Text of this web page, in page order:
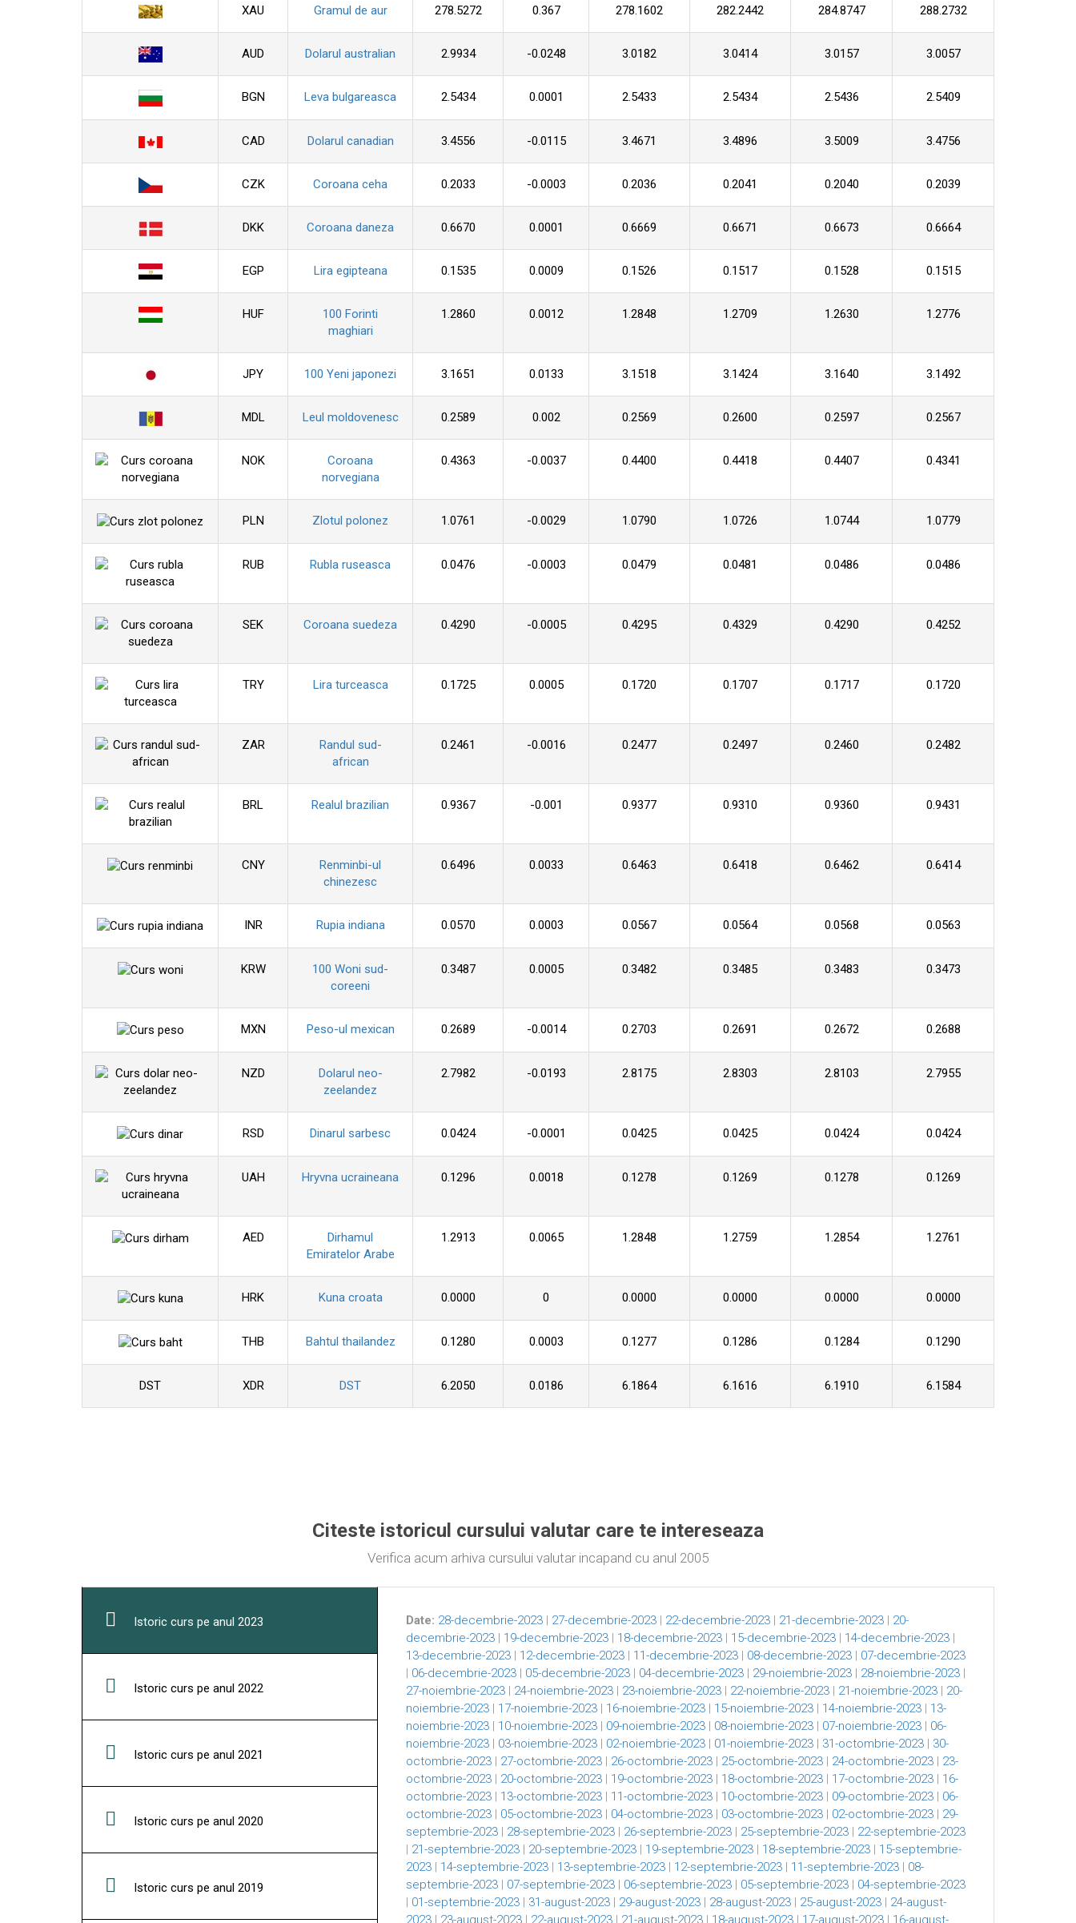
XAU Gramul de aur 278.5272 0.367 278.1602 282.2442 284.8747 288.2732
AUD Dolarul australian 2.9934 -0.0248 3.0182 3.0414 3.0157 3.0057
BGN Leva bulgareasca 2.5434 0.0001 2.5433 2.5434 2.5436 2.5409
CAD Dolarul canadian 3.4556 -0.0115 3.4671 3.4896 3.5009 3.4756
CZK Coroana ceha 0.2033 -0.0003 0.2036 0.2041 0.2040 0.2039
DKK Coroana daneza 0.6670 0.0001 0.6669 0.6671 0.6673 0.6664
EGP Lira egipteana 0.1535 0.0009 0.1526 0.1517 0.1528 0.1515
HUF
100 Forinti
maghiari
1.2860 0.0012 1.2848 1.2709 1.2630 1.2776
JPY 100 Yeni japonezi 3.1651 0.0133 3.1518 3.1424 3.1640 3.1492
MDL Leul moldovenesc 0.2589 0.002 0.2569 0.2600 0.2597 0.2567
NOK
Coroana
norvegiana
0.4363 -0.0037 0.4400 0.4418 0.4407 0.4341
PLN Zlotul polonez 1.0761 -0.0029 1.0790 1.0726 1.0744 1.0779
RUB Rubla ruseasca 0.0476 -0.0003 0.0479 0.0481 0.0486 0.0486
SEK Coroana suedeza 0.4290 -0.0005 0.4295 0.4329 0.4290 0.4252
TRY Lira turceasca 0.1725 0.0005 0.1720 0.1707 0.1717 0.1720
ZAR
Randul sud-
african
0.2461 -0.0016 0.2477 0.2497 0.2460 0.2482
BRL Realul brazilian 0.9367 -0.001 0.9377 0.9310 0.9360 0.9431
CNY
Renminbi-ul
chinezesc
0.6496 0.0033 0.6463 0.6418 0.6462 0.6414
INR Rupia indiana 0.0570 0.0003 0.0567 0.0564 0.0568 0.0563
KRW
100 Woni sud-
coreeni
0.3487 0.0005 0.3482 0.3485 0.3483 0.3473
MXN Peso-ul mexican 0.2689 -0.0014 0.2703 0.2691 0.2672 0.2688
NZD
Dolarul neo-
zeelandez
2.7982 -0.0193 2.8175 2.8303 2.8103 2.7955
RSD Dinarul sarbesc 0.0424 -0.0001 0.0425 0.0425 0.0424 0.0424
UAH Hryvna ucraineana 0.1296 0.0018 0.1278 0.1269 0.1278 0.1269
AED
Dirhamul
Emiratelor Arabe
1.2913 0.0065 1.2848 1.2759 1.2854 1.2761
HRK Kuna croata 0.0000 0 0.0000 0.0000 0.0000 0.0000
THB Bahtul thailandez 0.1280 0.0003 0.1277 0.1286 0.1284 0.1290
DST XDR DST 6.2050 0.0186 6.1864 6.1616 6.1910 6.1584
Citeste istoricul cursului valutar care te intereseaza
Verifica acum arhiva cursului valutar incapand cu anul 2005
Istoric curs pe anul 2023
Istoric curs pe anul 2022
Istoric curs pe anul 2021
Istoric curs pe anul 2020
Istoric curs pe anul 2019
Date: 28-decembrie-2023 | 27-decembrie-2023 | 22-decembrie-2023 | 21-decembrie-2023 | 20-
decembrie-2023 | 19-decembrie-2023 | 18-decembrie-2023 | 15-decembrie-2023 | 14-decembrie-2023 |
13-decembrie-2023 | 12-decembrie-2023 | 11-decembrie-2023 | 08-decembrie-2023 | 07-decembrie-2023
| 06-decembrie-2023 | 05-decembrie-2023 | 04-decembrie-2023 | 29-noiembrie-2023 | 28-noiembrie-2023 |
27-noiembrie-2023 | 24-noiembrie-2023 | 23-noiembrie-2023 | 22-noiembrie-2023 | 21-noiembrie-2023 | 20-
noiembrie-2023 | 17-noiembrie-2023 | 16-noiembrie-2023 | 15-noiembrie-2023 | 14-noiembrie-2023 | 13-
noiembrie-2023 | 10-noiembrie-2023 | 09-noiembrie-2023 | 08-noiembrie-2023 | 07-noiembrie-2023 | 06-
noiembrie-2023 | 03-noiembrie-2023 | 02-noiembrie-2023 | 01-noiembrie-2023 | 31-octombrie-2023 | 30-
octombrie-2023 | 27-octombrie-2023 | 26-octombrie-2023 | 25-octombrie-2023 | 24-octombrie-2023 | 23-
octombrie-2023 | 20-octombrie-2023 | 19-octombrie-2023 | 18-octombrie-2023 | 17-octombrie-2023 | 16-
octombrie-2023 | 13-octombrie-2023 | 11-octombrie-2023 | 10-octombrie-2023 | 09-octombrie-2023 | 06-
octombrie-2023 | 05-octombrie-2023 | 04-octombrie-2023 | 03-octombrie-2023 | 02-octombrie-2023 | 29-
septembrie-2023 | 28-septembrie-2023 | 26-septembrie-2023 | 25-septembrie-2023 | 22-septembrie-2023
| 21-septembrie-2023 | 20-septembrie-2023 | 19-septembrie-2023 | 18-septembrie-2023 | 15-septembrie-
2023 | 14-septembrie-2023 | 13-septembrie-2023 | 12-septembrie-2023 | 11-septembrie-2023 | 08-
septembrie-2023 | 07-septembrie-2023 | 06-septembrie-2023 | 05-septembrie-2023 | 04-septembrie-2023
| 01-septembrie-2023 | 31-august-2023 | 29-august-2023 | 28-august-2023 | 25-august-2023 | 24-august-
2023 | 23-august-2023 | 22-august-2023 | 21-august-2023 | 18-august-2023 | 17-august-2023 | 16-august-